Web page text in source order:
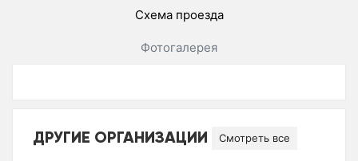
Схема проезда
Фотогалерея
ДРУГИЕ ОРГАНИЗАЦИИ Смотреть все